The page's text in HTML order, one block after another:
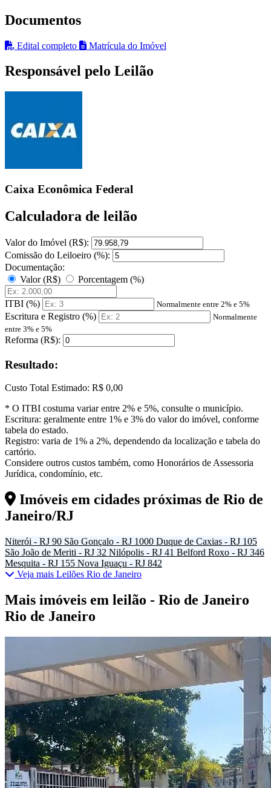
Documentos
Edital completo Matrícula do Imóvel
Responsável pelo Leilão
Caixa Econômica Federal
Calculadora de leilão
Valor do Imóvel (R$):
Comissão do Leiloeiro (%):
Documentação:
Valor (R$)
Porcentagem (%)
ITBI (%) Normalmente entre 2% e 5%
Escritura e Registro (%)
Normalmente
entre 3% e 5%
Reforma (R$):
Resultado:
Custo Total Estimado: R$ 0,00
* O ITBI costuma variar entre 2% e 5%, consulte o município.
Escritura: geralmente entre 1% e 3% do valor do imóvel, conforme
tabela do estado.
Registro: varia de 1% a 2%, dependendo da localização e tabela do
cartório.
Considere outros custos também, como Honorários de Assessoria
Jurídica, condomínio, etc.
Imóveis em cidades próximas de Rio de
Janeiro/RJ
Niterói - RJ 90 São Gonçalo - RJ 1000 Duque de Caxias - RJ 105
São João de Meriti - RJ 32 Nilópolis - RJ 41 Belford Roxo - RJ 346
Mesquita - RJ 155 Nova Iguaçu - RJ 842
Veja mais Leilões Rio de Janeiro
Mais imóveis em leilão - Rio de Janeiro
Rio de Janeiro